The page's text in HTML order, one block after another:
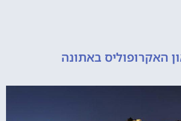
באתונה